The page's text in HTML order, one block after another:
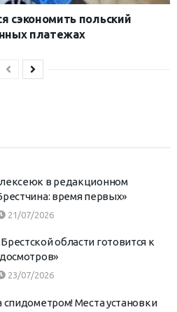
сэкономить польский
платежах
в редакционном
время первых»
21/07/2026
области готовится к
23/07/2026
спидометром! Места установки